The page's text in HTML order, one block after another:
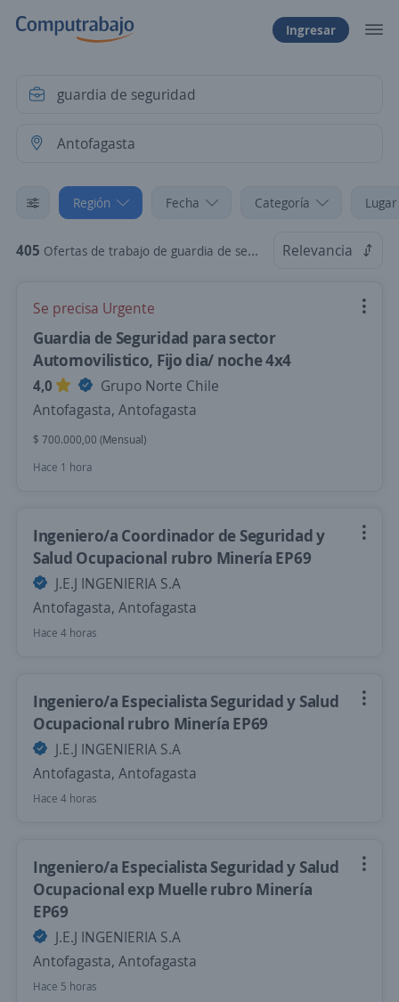
Ingresar
Región Fecha Categoría
405 Ofertas de trabajo de guardia de seguridad en Antofagasta Relevancia
Se precisa Urgente
Guardia de Seguridad para sector
Automovilistico, Fijo dia/ noche 4x4
4,0
Grupo Norte Chile
Antofagasta, Antofagasta
$ 700.000,00 (Mensual)
Hace 1 hora
Ingeniero/a Coordinador de Seguridad y
Salud Ocupacional rubro Minería EP69
J.E.J INGENIERIA S.A
Antofagasta, Antofagasta
Hace 4 horas
Ingeniero/a Especialista Seguridad y Salud
Ocupacional rubro Minería EP69
J.E.J INGENIERIA S.A
Antofagasta, Antofagasta
Hace 4 horas
Ingeniero/a Especialista Seguridad y Salud
Ocupacional exp Muelle rubro Minería
EP69
J.E.J INGENIERIA S.A
Antofagasta, Antofagasta
Hace 5 horas